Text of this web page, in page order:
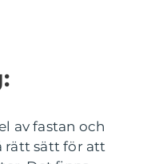
av fastan och
rätt sätt för att